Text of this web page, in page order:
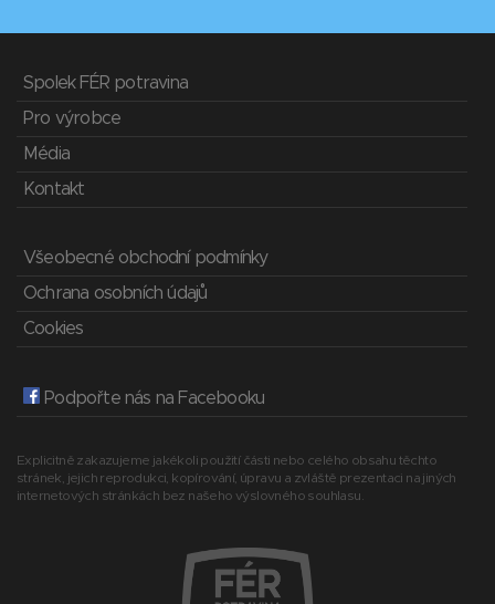
Spolek FÉR potravina
Pro výrobce
Média
Kontakt
Všeobecné obchodní podmínky
Ochrana osobních údajů
Cookies
Podpořte nás na Facebooku
Explicitně zakazujeme jakékoli použití části nebo celého obsahu těchto
stránek, jejich reprodukci, kopírování, úpravu a zvláště prezentaci na jiných
internetových stránkách bez našeho výslovného souhlasu.